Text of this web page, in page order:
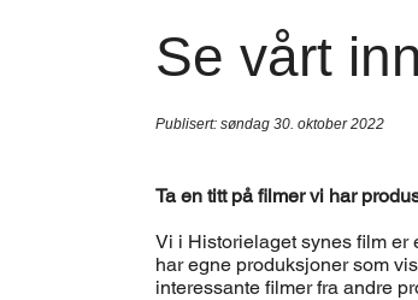
Se vårt
Publisert: søndag 30. oktober 2022
Ta en titt på filmer vi har
Vi i Historielaget synes film er
har egne produksjoner som
interessante filmer fra andre